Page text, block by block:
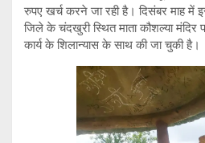
रुपए खर्च करने जा रही है। दिसंबर माह में
जिले के चंदखुरी स्थित माता कौशल्या मंदिर
कार्य के शिलान्यास के साथ की जा चुकी है।